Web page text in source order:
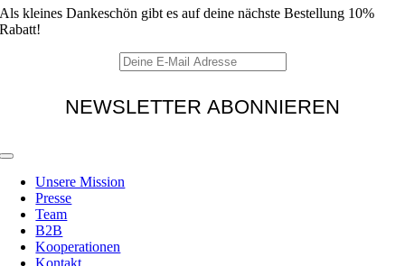
Als kleines Dankeschön gibt es auf deine nächste Bestellung 10%
Rabatt!
Toggle
NavigationUnsere Mission
Presse
Team
B2B
Kooperationen